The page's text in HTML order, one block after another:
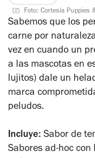
Foto: Cortesía Puppies
Sabemos que los
carne por
vez en cuando un
a las mascotas en
lujitos) dale un
marca
peludos.
Incluye: Sabor de
Sabores ad-hoc con